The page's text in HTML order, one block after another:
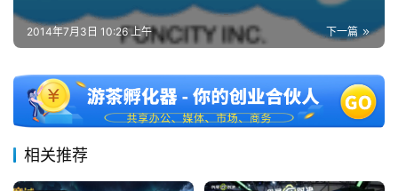
3
0
日
游
茶
对
下一篇
2014年7月3日 10:26 上午
相关推荐